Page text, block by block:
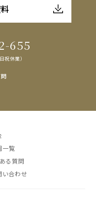
655
祝休業）
一覧
る質問
い合わせ